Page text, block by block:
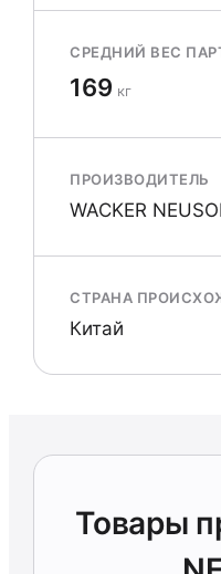
СРЕДНИЙ ВЕС
169 кг
ПРОИЗВОДИТЕЛЬ
WACKER
СТРАНА
Китай
Товары